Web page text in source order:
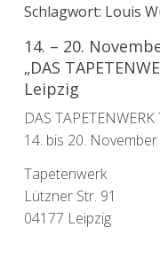
Schlagwort: Louis
14. – 20.
„DAS
Leipzig
DAS TAPETENWERK
14. bis 20.
Tapetenwerk
Lützner Str. 91
04177 Leipzig